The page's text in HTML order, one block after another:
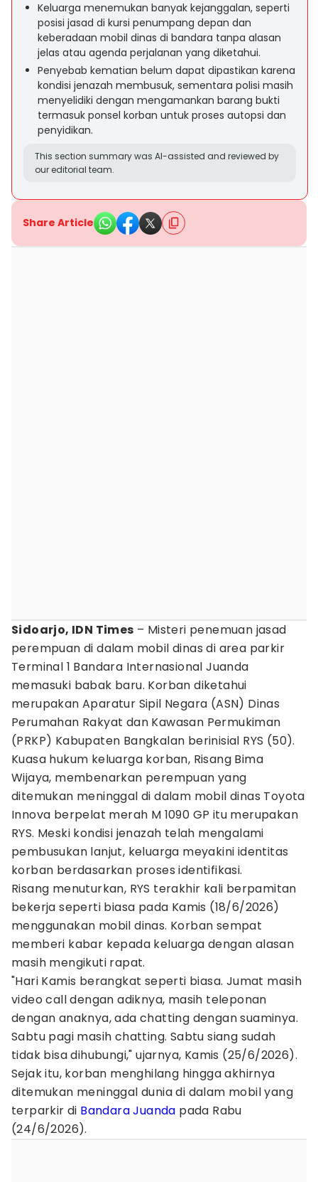
Keluarga menemukan banyak kejanggalan, seperti
posisi jasad di kursi penumpang depan dan
keberadaan mobil dinas di bandara tanpa alasan
jelas atau agenda perjalanan yang diketahui.
Penyebab kematian belum dapat dipastikan karena
kondisi jenazah membusuk, sementara polisi masih
menyelidiki dengan mengamankan barang bukti
termasuk ponsel korban untuk proses autopsi dan
penyidikan.
This section summary was AI-assisted and reviewed by
our editorial team.
Share Article
Sidoarjo, IDN Times – Misteri penemuan jasad
perempuan di dalam mobil dinas di area parkir
Terminal 1 Bandara Internasional Juanda
memasuki babak baru. Korban diketahui
merupakan Aparatur Sipil Negara (ASN) Dinas
Perumahan Rakyat dan Kawasan Permukiman
(PRKP) Kabupaten Bangkalan berinisial RYS (50).
Kuasa hukum keluarga korban, Risang Bima
Wijaya, membenarkan perempuan yang
ditemukan meninggal di dalam mobil dinas Toyota
Innova berpelat merah M 1090 GP itu merupakan
RYS. Meski kondisi jenazah telah mengalami
pembusukan lanjut, keluarga meyakini identitas
korban berdasarkan proses identifikasi.
Risang menuturkan, RYS terakhir kali berpamitan
bekerja seperti biasa pada Kamis (18/6/2026)
menggunakan mobil dinas. Korban sempat
memberi kabar kepada keluarga dengan alasan
masih mengikuti rapat.
"Hari Kamis berangkat seperti biasa. Jumat masih
video call dengan adiknya, masih teleponan
dengan anaknya, ada chatting dengan suaminya.
Sabtu pagi masih chatting. Sabtu siang sudah
tidak bisa dihubungi," ujarnya, Kamis (25/6/2026).
Sejak itu, korban menghilang hingga akhirnya
ditemukan meninggal dunia di dalam mobil yang
terparkir di Bandara Juanda pada Rabu
(24/6/2026).